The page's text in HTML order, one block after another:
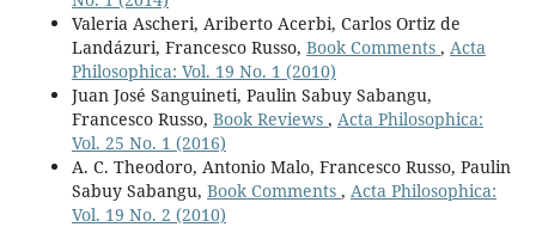
Valeria Ascheri, Ariberto Acerbi, Carlos Ortiz de
Landázuri, Francesco Russo, Book Comments , Acta
Philosophica: Vol. 19 No. 1 (2010)
Juan José Sanguineti, Paulin Sabuy Sabangu,
Francesco Russo, Book Reviews , Acta Philosophica:
Vol. 25 No. 1 (2016)
A. C. Theodoro, Antonio Malo, Francesco Russo, Paulin
Sabuy Sabangu, Book Comments , Acta Philosophica:
Vol. 19 No. 2 (2010)